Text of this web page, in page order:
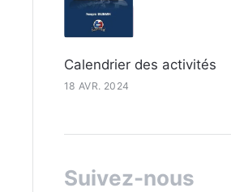
Calendrier des activités
18 AVR. 2024
Suivez-nous